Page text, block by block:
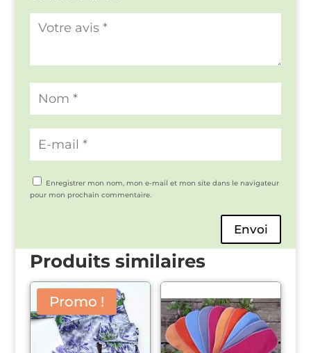
Enregistrer mon nom, mon e-mail et mon site dans le navigateur
pour mon prochain commentaire.
Envoi
Produits similaires
Promo !